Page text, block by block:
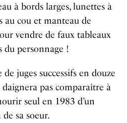
à bords larges, lunettes à
au cou et manteau de
vendre de faux tableaux
du personnage !
juges successifs en douze
pas comparaître à
seul en 1983 d’un
sa soeur.